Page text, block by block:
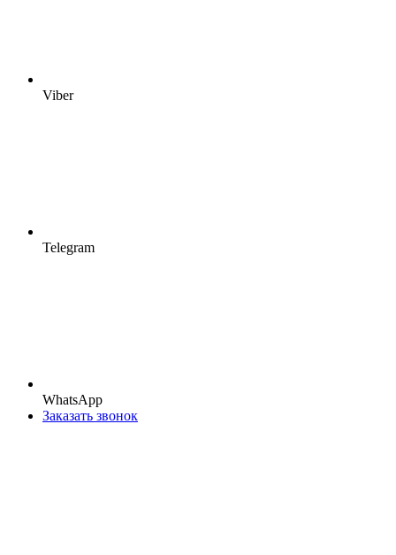
Viber
Telegram
WhatsApp
Заказать звонок